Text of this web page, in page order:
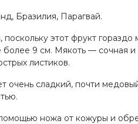
Бразилия, Парагвай.
этот фрукт
более 9 см. Мякоть — сочная
листиков.
очень сладкий, почти
ножа от кожуры и